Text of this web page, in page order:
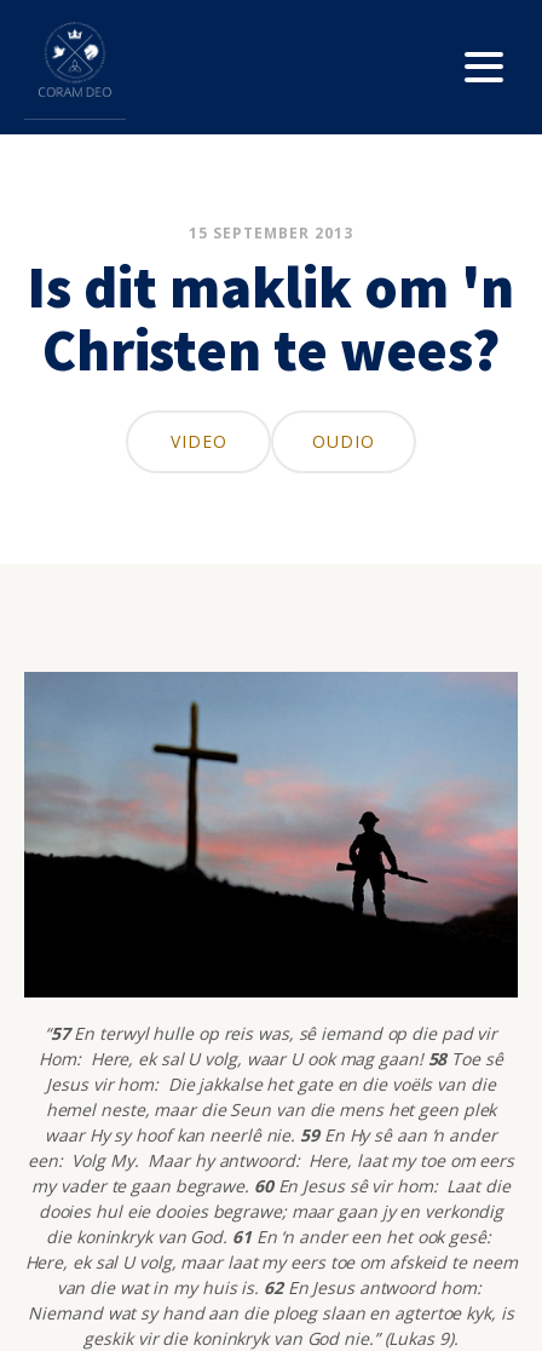
15 SEPTEMBER 2013
Is dit maklik om 'n
Christen te wees?
VIDEO OUDIO
“57En terwyl hulle op reis was, sê iemand op die pad vir
Hom: Here, ek sal U volg, waar U ook mag gaan! 58 Toe sê
Jesus vir hom: Die jakkalse het gate en die voëls van die
hemel neste, maar die Seun van die mens het geen plek
waar Hy sy hoof kan neerlê nie. 59En Hy sê aan ‘n ander
een: Volg My. Maar hy antwoord: Here, laat my toe om eers
my vader te gaan begrawe. 60En Jesus sê vir hom: Laat die
dooies hul eie dooies begrawe; maar gaan jy en verkondig
die koninkryk van God. 61En ‘n ander een het ook gesê:
Here, ek sal U volg, maar laat my eers toe om afskeid te neem
van die wat in my huis is. 62En Jesus antwoord hom:
Niemand wat sy hand aan die ploeg slaan en agtertoe kyk, is
geskik vir die koninkryk van God nie.” (Lukas 9).